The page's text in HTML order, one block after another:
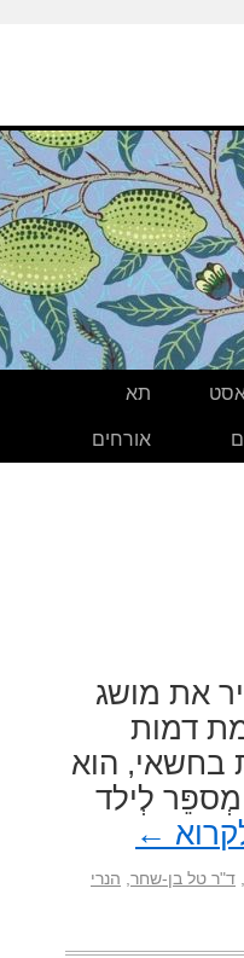
תא
אורחים
את מושג
דמות
בחשאי, הוא
לְילד
←
ד"ר טל בן-שחר הנרי